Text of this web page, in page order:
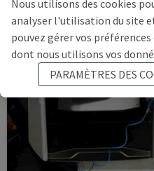
Nous utilisons des cookies
analyser l'utilisation du site
pouvez gérer vos
dont nous utilisons vos
PARAMÈTRES DES